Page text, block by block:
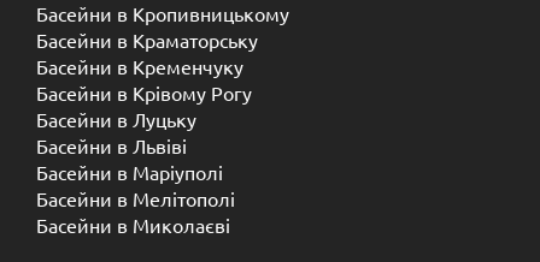
Басейни в Кропивницькому
Басейни в Краматорську
Басейни в Кременчуку
Басейни в Крівому Рогу
Басейни в Луцьку
Басейни в Львіві
Басейни в Маріуполі
Басейни в Мелітополі
Басейни в Миколаєві